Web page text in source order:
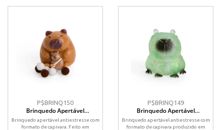
P$BRINQ150
Brinquedo Apertável
Antiestresse
Brinquedo apertável antiestresse com
formato de capivara. Feito em
P$BRINQ149
Brinquedo Apertável
Antiestresse
Brinquedo apertável antiestresse com
formato de capivara produzido em